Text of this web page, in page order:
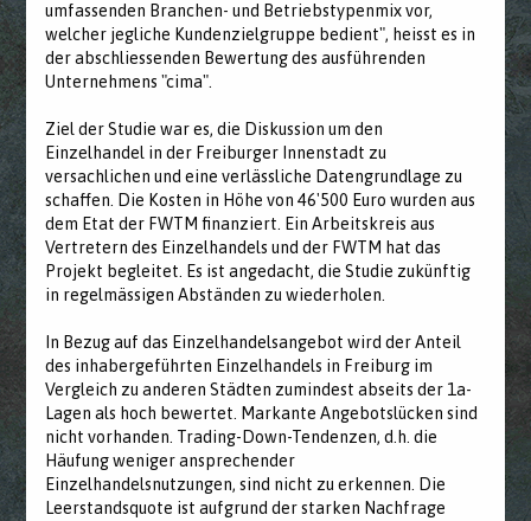
umfassenden Branchen- und Betriebstypenmix vor,
welcher jegliche Kundenzielgruppe bedient", heisst es in
der abschliessenden Bewertung des ausführenden
Unternehmens "cima".
Ziel der Studie war es, die Diskussion um den
Einzelhandel in der Freiburger Innenstadt zu
versachlichen und eine verlässliche Datengrundlage zu
schaffen. Die Kosten in Höhe von 46'500 Euro wurden aus
dem Etat der FWTM finanziert. Ein Arbeitskreis aus
Vertretern des Einzelhandels und der FWTM hat das
Projekt begleitet. Es ist angedacht, die Studie zukünftig
in regelmässigen Abständen zu wiederholen.
In Bezug auf das Einzelhandelsangebot wird der Anteil
des inhabergeführten Einzelhandels in Freiburg im
Vergleich zu anderen Städten zumindest abseits der 1a-
Lagen als hoch bewertet. Markante Angebotslücken sind
nicht vorhanden. Trading-Down-Tendenzen, d.h. die
Häufung weniger ansprechender
Einzelhandelsnutzungen, sind nicht zu erkennen. Die
Leerstandsquote ist aufgrund der starken Nachfrage